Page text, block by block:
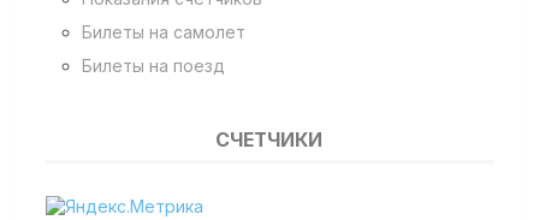
Билеты на самолет
Билеты на поезд
СЧЕТЧИКИ